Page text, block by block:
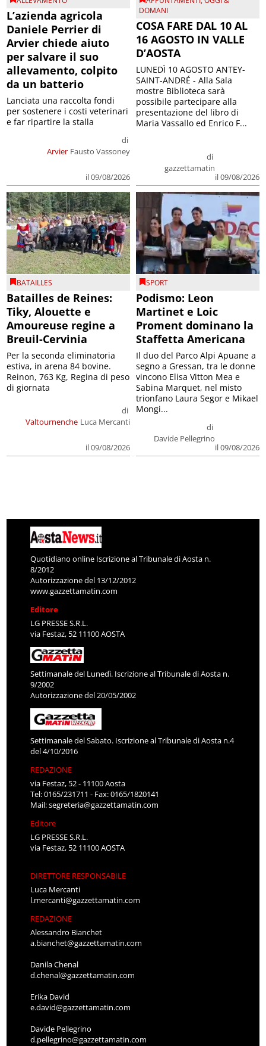
L’azienda agricola
Daniele Perrier di
Arvier chiede aiuto
per salvare il suo
allevamento, colpito
da un batterio
Arvier
di
Fausto Vassoney
il 09/08/2026
Lanciata una raccolta fondi
per sostenere i costi veterinari
e far ripartire la stalla
DOMANI
COSA FARE DAL 10 AL
16 AGOSTO IN VALLE
D’AOSTA
di
gazzettamatin
il 09/08/2026
LUNEDÌ 10 AGOSTO ANTEY-
SAINT-ANDRÉ - Alla Sala
mostre Biblioteca sarà
possibile partecipare alla
presentazione del libro di
Maria Vassallo ed Enrico F...
BATAILLES
Batailles de Reines:
Tiky, Alouette e
Amoureuse regine a
Breuil-Cervinia
Valtournenche
di
Luca Mercanti
il 09/08/2026
Per la seconda eliminatoria
estiva, in arena 84 bovine.
Reinon, 763 Kg, Regina di peso
di giornata
SPORT
Podismo: Leon
Martinet e Loic
Proment dominano la
Staffetta Americana
di
Davide Pellegrino
il 09/08/2026
Il duo del Parco Alpi Apuane a
segno a Gressan, tra le donne
vincono Elisa Vitton Mea e
Sabina Marquet, nel misto
trionfano Laura Segor e Mikael
Mongi...
Quotidiano online Iscrizione al Tribunale di Aosta n.
8/2012
Autorizzazione del 13/12/2012
www.gazzettamatin.com
Editore
LG PRESSE S.R.L.
via Festaz, 52 11100 AOSTA
Settimanale del Lunedì. Iscrizione al Tribunale di Aosta n.
9/2002
Autorizzazione del 20/05/2002
Settimanale del Sabato. Iscrizione al Tribunale di Aosta n.4
del 4/10/2016
REDAZIONE
via Festaz, 52 - 11100 Aosta
Tel: 0165/231711 - Fax: 0165/1820141
Mail:segreteria@gazzettamatin.com
Editore
LG PRESSE S.R.L.
via Festaz, 52 11100 AOSTA
DIRETTORE RESPONSABILE
Luca Mercanti
l.mercanti@gazzettamatin.com
REDAZIONE
Alessandro Bianchet
a.bianchet@gazzettamatin.com
Danila Chenal
d.chenal@gazzettamatin.com
Erika David
e.david@gazzettamatin.com
Davide Pellegrino
d.pellegrino@gazzettamatin.com